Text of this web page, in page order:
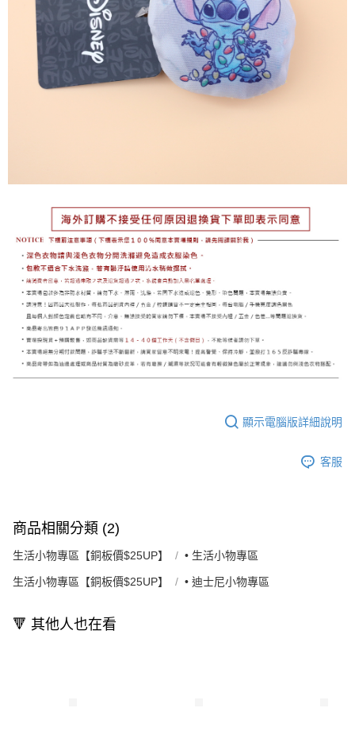
顯示電腦版詳細說明
客服
商品相關分類 (2)
生活小物專區【銅板價$25UP】 • 生活小物專區
生活小物專區【銅板價$25UP】 • 迪士尼小物專區
🔻 其他人也在看